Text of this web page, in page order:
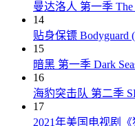
曼达洛人 第一季 The
14
贴身保镖 Bodyguard
15
暗黑 第一季 Dark
16
海豹突击队 第二季
17
2021年美国电视剧